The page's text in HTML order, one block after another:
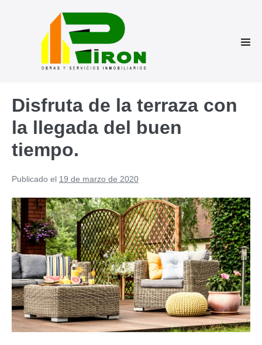
Disfruta de la terraza con
la llegada del buen
tiempo.
Publicado el 19 de marzo de 2020